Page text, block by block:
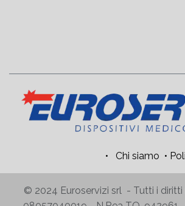
• Chi siamo •
© 2024 Euroservizi srl - Tutti i diritti